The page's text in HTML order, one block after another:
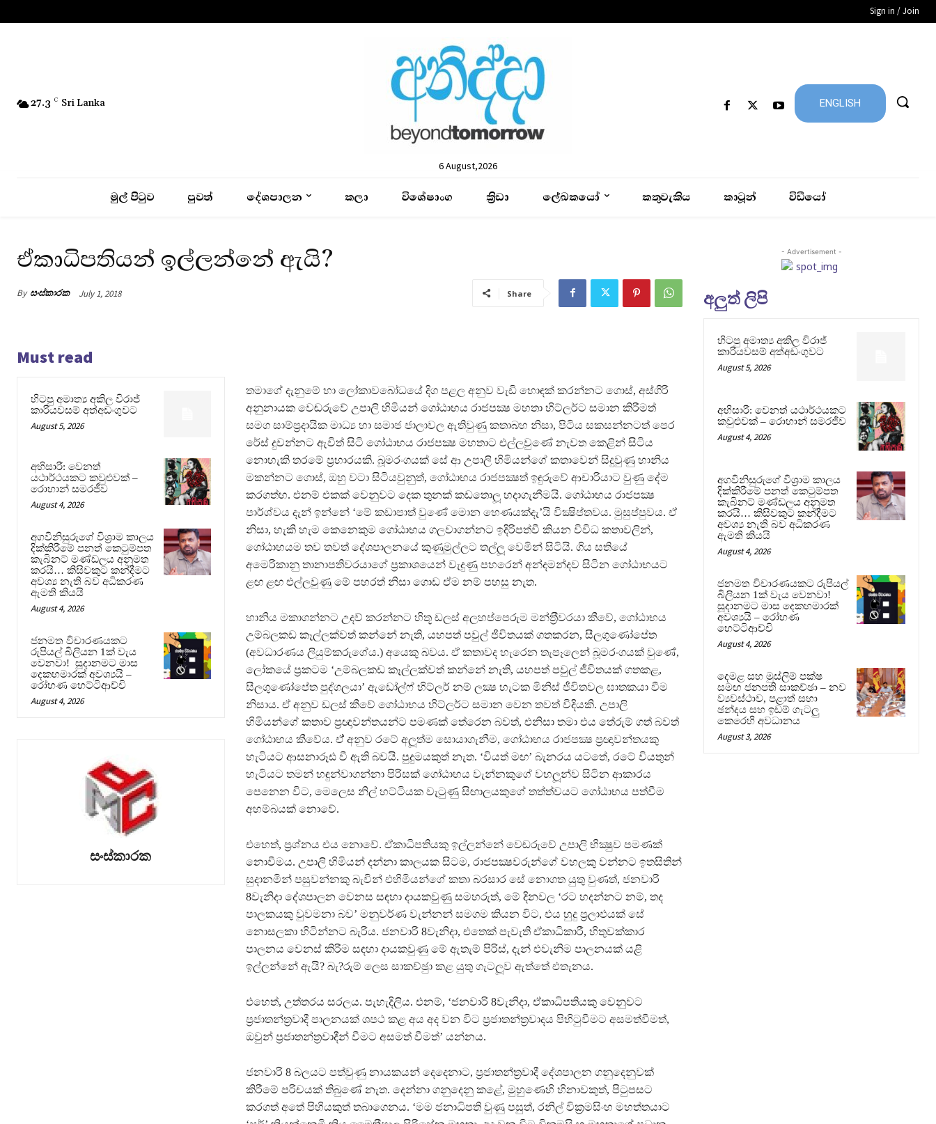
Sign in / Join
27.3 C Sri Lanka
6 August,2026
ENGLISH
මුල් පිටුව පුවත් දේශපාලන කලා විශේෂාංග ක්‍රිඩා ලේඛකයෝ කතුවැකිය කාටූන් විඩීයෝ
ඒකාධිපතියන් ඉල්ලන්නේ ඇයි?
By සංස්කාරක July 1, 2018 Share
Must read
හිටපු අමාත්‍ය අකිල විරාජ්
කාරියවසම් අත්අඩංගුවට
August 5, 2026
අභිසාරී: වෙනත්
යථාර්ථයකට කවුළුවක් –
රොහාන් සමරජීව
August 4, 2026
අගවිනිසුරුගේ විශ්‍රාම කාලය
දික්කිරීමේ පනත් කෙටුම්පත
කැබිනට් මණ්ඩලය අනුමත
කරයි… කිසිවකුට කන්දීමට
අවශ්‍ය නැති බව අධිකරණ
ඇමති කියයි
August 4, 2026
ජනමත විචාරණයකට
රුපියල් බිලියන 1ක් වැය
වෙනවා! සූදානමට මාස
දෙකහමාරක් අවශ්‍යයි –
රෝහණ හෙට්ටිආච්චි
August 4, 2026
සංස්කාරක
තමාගේ දැනුමේ හා ලෝකාවබෝධයේ දිග පළල අනුව වැඩි හොඳක් කරන්නට ගොස්, අස්ගිරි
අනුනායක වෙඬරුවේ උපාලි හිමියන් ගෝඨාභය රාජපක්‍ෂ මහතා හිට්ලර්ට සමාන කිරීමත්
සමග සාම්ප‍්‍රදායික මාධ්‍ය හා සමාජ ජාලාවල ඇතිවුණු කතාබහ නිසා, පිටිය සකසන්නටත් පෙර
රේස් දුවන්නට ඇවිත් සිටි ගෝඨාභය රාජපක්‍ෂ මහතාට එල්ලවුණේ නැවත කෙළින් සිටිය
නොහැකි තරමේ ප‍්‍රහාරයකි. බූමරංගයක් සේ ආ උපාලි හිමියන්ගේ කතාවෙන් සිදුවුණු හානිය
මකන්නට ගොස්, ඔහු වටා සිටියවුනුත්, ගෝඨාභය රාජපක්‍ෂත් ඉඳුරුවේ ආචාරියාට වුණු දේම
කරගත්හ. එනම් එකක් වෙනුවට දෙක තුනක් කඩතොලූ හදාගැනීමයි. ගෝඨාභය රාජපක්‍ෂ
පාර්ශ්වය දැන් ඉන්නේ ‘මේ කඩාපාත් වුණේ මොන හෙණයක්දැ’යි වික්‍ෂිප්තවය. මුසුප්පුවය. ඒ
නිසා, හැකි හැම කෙනෙකුම ගෝඨාභය ගලවාගන්නට ඉදිරිපත්වී කියන විවිධ කතාවලින්,
ගෝඨාභයම තව තවත් දේශපාලනයේ කුණුමුල්ලට තල්ලූ වෙමින් සිටියි. ගිය සතියේ
අමෙරිකානු තානාපතිවරයාගේ ප‍්‍රකාශයෙන් වැදුණු පහරෙන් අන්දමන්දව සිටින ගෝඨාභයට
ළඟ ළඟ එල්ලවුණු මේ පහරත් නිසා ගොඩ ඒම නම් පහසු නැත.
හානිය මකාගන්නට උදව් කරන්නට හිතූ ඩලස් අලහප්පෙරුම මන්ත‍්‍රීවරයා කීවේ, ගෝඨාභය
උම්බලකඩ කෑල්ලක්වත් කන්නේ නැති, යහපත් පවුල් ජීවිතයක් ගතකරන, සීලගුණෝපේත
(අවධාරණය ලියුම්කරුගේය.) අයෙකු බවය. ඒ කතාවද හැරෙන තැපෑලෙන් බූමරංගයක් වුණේ,
ලෝකයේ ප‍්‍රකටම ‘උම්බලකඩ කෑල්ලක්වත් කන්නේ නැති, යහපත් පවුල් ජීවිතයක් ගතකළ,
සීලගුණෝපේත පුද්ගලයා’ ඇඩෝල්ෆ් හිට්ලර් නම් ලක්‍ෂ හැටක මිනිස් ජීවිතවල ඝාතකයා වීම
නිසාය. ඒ අනුව ඩලස් කීවේ ගෝඨාභය හිට්ලර්ට සමාන වෙන තවත් විදියකි. උපාලි
හිමියන්ගේ කතාව ප‍්‍රඥාවන්තයන්ට පමණක් තේරෙන බවත්, එනිසා තමා එය තේරුම් ගත් බවත්
ගෝඨාභය කීවේය. ඒ් අනුව රටේ අලූත්ම සොයාගැනීම, ගෝඨාභය රාජපක්‍ෂ ප‍්‍රඥාවන්තයකු
හැටියට ආසනාරූඪ වී ඇති බවයි. පුදුමයකුත් නැත. ‘වියත් මඟ’ බැනරය යටතේ, රටේ වියතුන්
හැටියට තමන් හඳුන්වාගන්නා පිරිසක් ගෝඨාභය වැන්නකුගේ වහලූන්ව සිටින ආකාරය
පෙනෙන විට, මෙලෙස නිල් හට්ටියක වැටුණු සිඟාලයකුගේ තත්ත්වයට ගෝඨාභය පත්වීම
අහම්බයක් නොවේ.
එහෙත්, ප‍්‍රශ්නය එය නොවේ. ඒකාධිපතියකු ඉල්ලන්නේ වෙඬරුවේ උපාලි භික්‍ෂුව පමණක්
නොවීමය. උපාලි හිමියන් දන්නා කාලයක සිටම, රාජපක්‍ෂවරුන්ගේ වහලකු වන්නට ඉතසිතින්
සුදානමින් පසුවන්නකු බැවින් එහිමියන්ගේ කතා බරසාර සේ නොගත යුතු වුණත්, ජනවාරි
8වැනිදා දේශපාලන වෙනස සඳහා දායකවුණු සමහරුත්, මේ දිනවල ‘රට හදන්නට නම්, තද
පාලකයකු වුවමනා බව’ මනුවර්ණ වැන්නන් සමගම කියන විට, එය හුදු ප‍්‍රලාඵයක් සේ
නොසලකා හිටින්නට බැරිය. ජනවාරි 8වැනිදා, එතෙක් පැවැති ඒකාධිකාරී, හිතුවක්කාර
පාලනය වෙනස් කිරීම සඳහා දායකවුණු මේ ඇතැම් පිරිස්, දැන් එවැනිම පාලනයක් යළි
ඉල්ලන්නේ ඇයි? බැ?රුම් ලෙස සාකච්ඡුා කළ යුතු ගැටලූව ඇත්තේ එතැනය.
එහෙත්, උත්තරය සරලය. පැහැදිලිය. එනම්, ‘ජනවාරි 8වැනිදා, ඒකාධිපතියකු වෙනුවට
ප‍්‍රජාතන්ත‍්‍රවාදී පාලනයක් ශපථ කළ අය අද වන විට ප‍්‍රජාතන්ත‍්‍රවාදය පිහිටුවීමට අසමත්වීමත්,
ඔවුන් ප‍්‍රජාතන්ත‍්‍රවාදීන් වීමට අසමත් වීමත්’ යන්නය.
ජනවාරි 8 බලයට පත්වුණු නායකයන් දෙදෙනාට, ප‍්‍රජාතන්ත‍්‍රවාදී දේශපාලන ගනුදෙනුවක්
කිරීමේ පරිචයක් තිබුණේ නැත. දෙන්නා ගනුදෙනු කළේ, මුහුණෙහි හිනාවකුත්, පිටුපසට
කරගත් අතේ පිහියකුත් තබාගෙනය. ‘මම ජනාධිපති වුණු පසුත්, රනිල් වික‍්‍රමසිංහ මහත්තයාට
- Advertisement -
අලුත් ලිපි
හිටපු අමාත්‍ය අකිල විරාජ්
කාරියවසම් අත්අඩංගුවට
August 5, 2026
අභිසාරී: වෙනත් යථාර්ථයකට
කවුළුවක් – රොහාන් සමරජීව
August 4, 2026
අගවිනිසුරුගේ විශ්‍රාම කාලය
දික්කිරීමේ පනත් කෙටුම්පත
කැබිනට් මණ්ඩලය අනුමත
කරයි… කිසිවකුට කන්දීමට
අවශ්‍ය නැති බව අධිකරණ
ඇමති කියයි
August 4, 2026
ජනමත විචාරණයකට රුපියල්
බිලියන 1ක් වැය වෙනවා!
සූදානමට මාස දෙකහමාරක්
අවශ්‍යයි – රෝහණ
හෙට්ටිආච්චි
August 4, 2026
දෙමළ සහ මුස්ලිම් පක්ෂ
සමඟ ජනපති සාකච්ඡා – නව
ව්‍යවස්ථාව, පළාත් සභා
ඡන්දය සහ ඉඩම් ගැටලු
කෙරෙහි අවධානය
August 3, 2026